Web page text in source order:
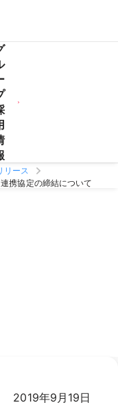
リース
携協定の締結について
2019年9月19日